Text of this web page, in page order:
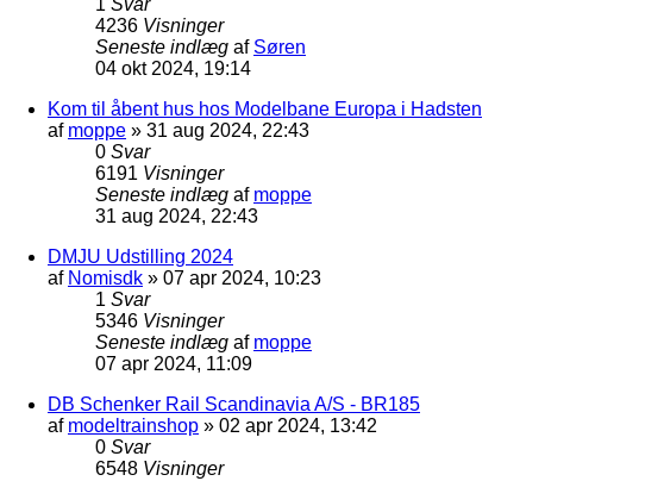
4236 Visninger
Seneste indlæg af Søren
04 okt 2024, 19:14
Kom til åbent hus hos Modelbane Europa i Hadsten
af moppe » 31 aug 2024, 22:43
0 Svar
6191 Visninger
Seneste indlæg af moppe
31 aug 2024, 22:43
DMJU Udstilling 2024
af Nomisdk » 07 apr 2024, 10:23
1 Svar
5346 Visninger
Seneste indlæg af moppe
07 apr 2024, 11:09
DB Schenker Rail Scandinavia A/S - BR185
af modeltrainshop » 02 apr 2024, 13:42
0 Svar
6548 Visninger